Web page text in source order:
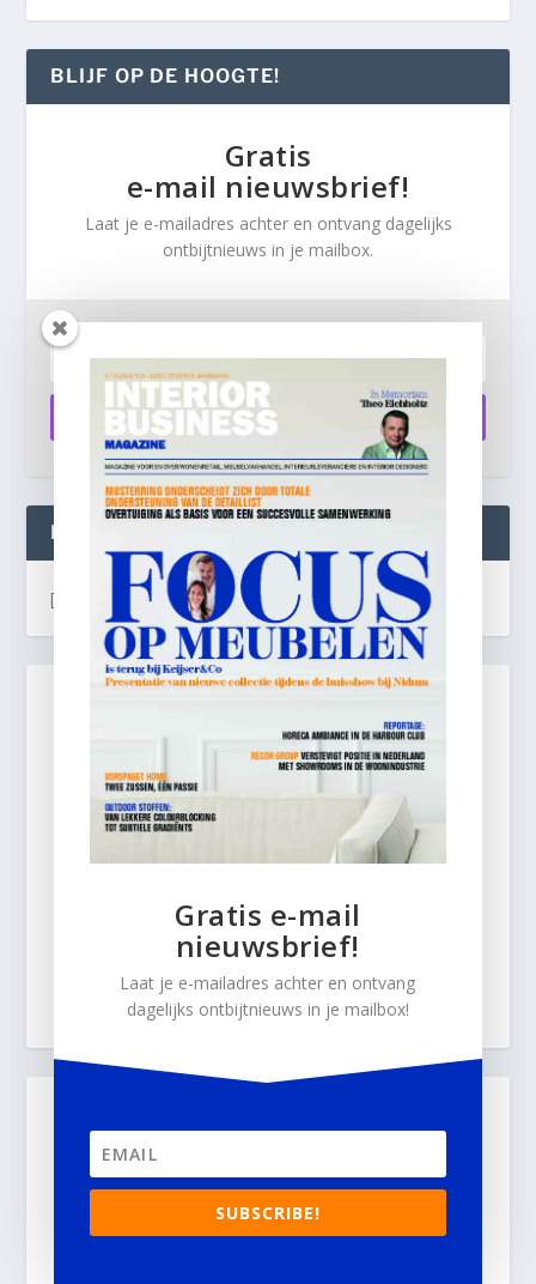
BLIJF OP DE HOOGTE!
Gratis
e-mail nieuwsbrief!
Laat je e-mailadres achter en ontvang dagelijks
ontbijtnieuws in je mailbox.
Aanmelden
INTERIOR BUSINESS LIVE:
[instagram-feed]
Gratis e-mail
nieuwsbrief!
Laat je e-mailadres achter en ontvang
dagelijks ontbijtnieuws in je mailbox!
SUBSCRIBE!